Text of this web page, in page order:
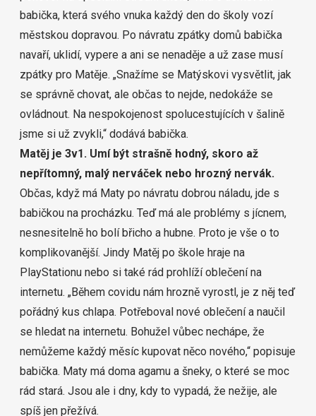
babička, která svého vnuka každý den do školy vozí
městskou dopravou. Po návratu zpátky domů babička
navaří, uklidí, vypere a ani se nenaděje a už zase musí
zpátky pro Matěje. „Snažíme se Matýskovi vysvětlit, jak
se správně chovat, ale občas to nejde, nedokáže se
ovládnout. Na nespokojenost spolucestujících v šalině
jsme si už zvykli,“ dodává babička.
Matěj je 3v1. Umí být strašně hodný, skoro až
nepřítomný, malý nerváček nebo hrozný nervák.
Občas, když má Maty po návratu dobrou náladu, jde s
babičkou na procházku. Teď má ale problémy s jícnem,
nesnesitelně ho bolí břicho a hubne. Proto je vše o to
komplikovanější. Jindy Matěj po škole hraje na
PlayStationu nebo si také rád prohlíží oblečení na
internetu. „Během covidu nám hrozně vyrostl, je z něj teď
pořádný kus chlapa. Potřeboval nové oblečení a naučil
se hledat na internetu. Bohužel vůbec nechápe, že
nemůžeme každý měsíc kupovat něco nového,“ popisuje
babička. Maty má doma agamu a šneky, o které se moc
rád stará. Jsou ale i dny, kdy to vypadá, že nežije, ale
spíš jen přežívá.